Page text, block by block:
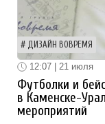
ДИЗАЙН ВОВРЕМЯ
12:07 | 21 июля
Футболки и
в Каменске-
мероприятий